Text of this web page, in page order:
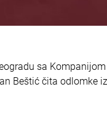
sa
Beštić čita odlomke